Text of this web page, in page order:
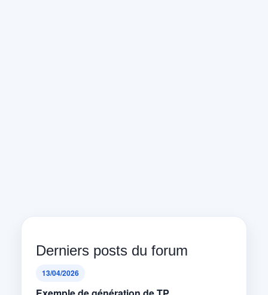
Derniers posts du forum
13/04/2026